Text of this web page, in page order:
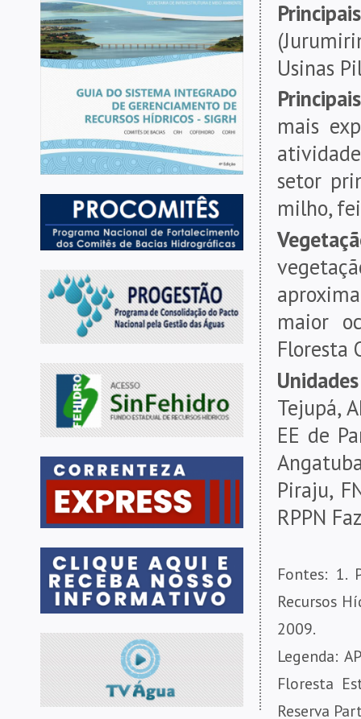
Usinas
mais
setor
milho,
maior
Floresta
Tejupá,
EE de
Piraju,
RPPN
Fontes: 1.
Recursos
2009.
Legenda:
Floresta
Reserva